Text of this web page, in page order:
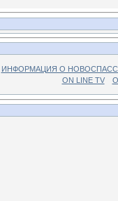
ИНФОРМАЦИЯ О
ON LINE TV